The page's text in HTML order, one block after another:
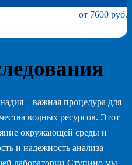
от 7600 руб.
– важная процедура для
водных ресурсов. Этот
окружающей среды и
и надежность анализа
лаборатории Ступино мы